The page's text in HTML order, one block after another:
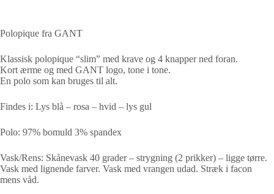
Polopique fra GANT
Klassisk polopique “slim” med krave og 4 knapper ned foran.
Kort ærme og med GANT logo, tone i tone.
En polo som kan bruges til alt.
Findes i: Lys blå – rosa – hvid – lys gul
Polo: 97% bomuld 3% spandex
Vask/Rens: Skånevask 40 grader – strygning (2 prikker) – ligge tørre.
Vask med lignende farver. Vask med vrangen udad. Stræk i facon
mens våd.